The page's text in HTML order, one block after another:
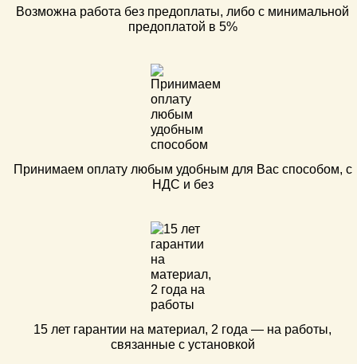
Возможна работа без предоплаты, либо с минимальной
предоплатой в 5%
Принимаем оплату любым удобным для Вас способом, с
НДС и без
15 лет гарантии на материал, 2 года — на работы,
связанные с установкой